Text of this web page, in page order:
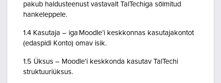
pakub haldusteenust vastavalt TalTechiga sõlmitud
hankeleppele.
1.4 Kasutaja – iga Moodle’i keskkonnas kasutajakontot
(edaspidi Konto) omav isik.
1.5 Üksus – Moodle’i keskkonda kasutav TalTechi
struktuuriüksus.